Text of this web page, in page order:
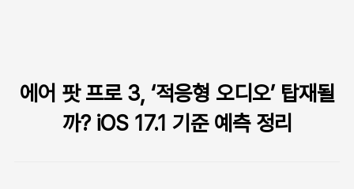
에어 팟 프로 3, ‘적응형 오디오’ 탑재될
까? iOS 17.1 기준 예측 정리